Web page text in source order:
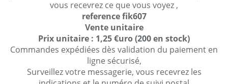
vous recevrez ce que vous voyez ,
reference fik607
Vente unitaire
Prix unitaire : 1,25 €uro (200 en stock)
Commandes expédiées dès validation du paiement en
ligne sécurisé,
Surveillez votre messagerie, vous recevrez les